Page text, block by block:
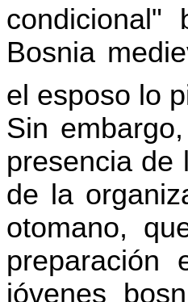
Bosnia
el esposo lo
Sin
presencia de
de la
otomano,
preparación
jóvenes